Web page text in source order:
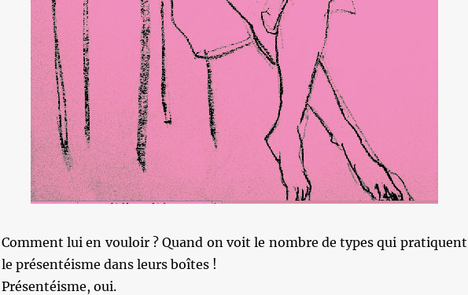
Comment lui en vouloir ? Quand on voit le nombre de types qui pratiquent
le présentéisme dans leurs boîtes !
Présentéisme, oui.